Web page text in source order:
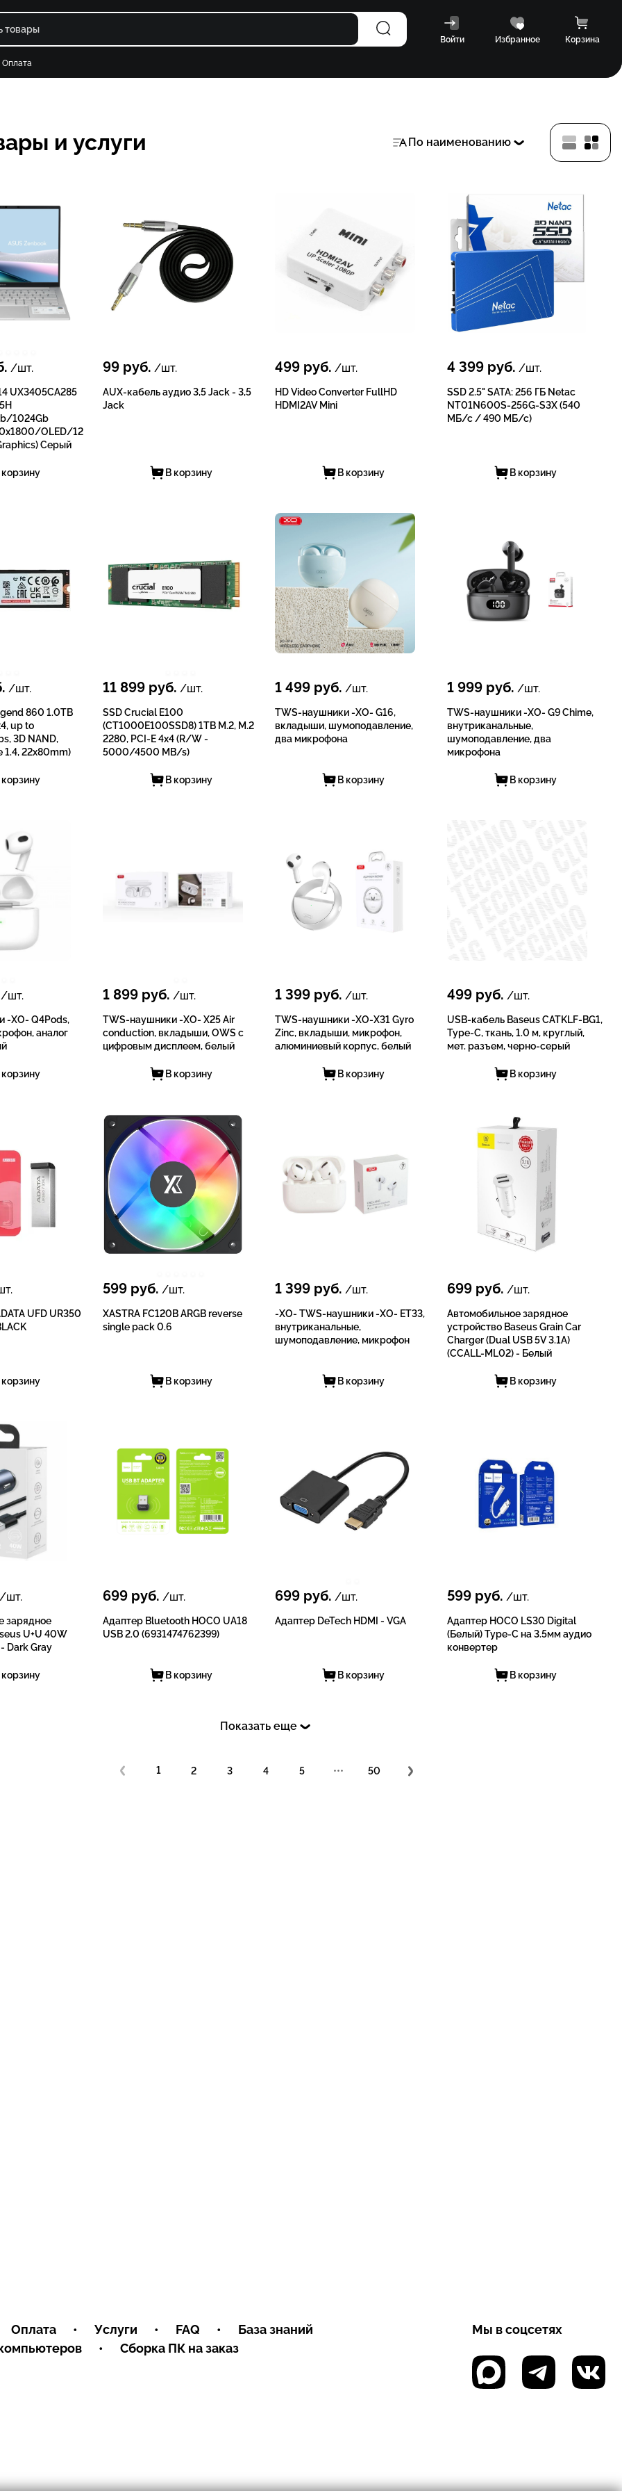
Войти Избранное Корзина
Оплата
и услуги По наименованию
/шт.
UX3405CA285
1024Gb
OLED/12
Серый
корзину
99 руб. /шт.
AUX-кабель аудио 3,5 Jack - 3,5
Jack
В корзину
499 руб. /шт.
HD Video Converter FullHD
HDMI2AV Mini
В корзину
4 399 руб. /шт.
SSD 2.5" SATA: 256 ГБ Netac
NT01N600S-256G-S3X (540
МБ/с / 490 МБ/с)
В корзину
/шт.
860 1.0TB
up to
3D NAND,
1.4, 22x80mm)
корзину
11 899 руб. /шт.
SSD Crucial E100
(CT1000E100SSD8) 1TB M.2, M.2
2280, PCI-E 4x4 (R/W -
5000/4500 MB/s)
В корзину
1 499 руб. /шт.
TWS-наушники -XO- G16,
вкладыши, шумоподавление,
два микрофона
В корзину
1 999 руб. /шт.
TWS-наушники -XO- G9 Chime,
внутриканальные,
шумоподавление, два
микрофона
В корзину
/шт.
-XO- Q4Pods,
аналог
корзину
1 899 руб. /шт.
TWS-наушники -XO- X25 Air
conduction, вкладыши, OWS с
цифровым дисплеем, белый
В корзину
1 399 руб. /шт.
TWS-наушники -XO-X31 Gyro
Zinc, вкладыши, микрофон,
алюминиевый корпус, белый
В корзину
499 руб. /шт.
USB-кабель Baseus CATKLF-BG1,
Type-C, ткань, 1.0 м, круглый,
мет. разъем, черно-серый
В корзину
UFD UR350
корзину
599 руб. /шт.
XASTRA FC120B ARGB reverse
single pack 0.6
В корзину
1 399 руб. /шт.
-XO- TWS-наушники -XO- ET33,
внутриканальные,
шумоподавление, микрофон
В корзину
699 руб. /шт.
Автомобильное зарядное
устройство Baseus Grain Car
Charger (Dual USB 5V 3.1A)
(CCALL-ML02) - Белый
В корзину
/шт.
зарядное
U+U 40W
Dark Gray
корзину
699 руб. /шт.
Адаптер Bluetooth HOCO UA18
USB 2.0 (6931474762399)
В корзину
699 руб. /шт.
Адаптер DeTech HDMI - VGA
В корзину
599 руб. /шт.
Адаптер HOCO LS30 Digital
(Белый) Type-C на 3.5мм аудио
конвертер
В корзину
Показать еще
1 2 3 4 5 ••• 50
Оплата • Услуги • FAQ •
База знаний
• Сборка ПК на заказ
Мы в соцсетях